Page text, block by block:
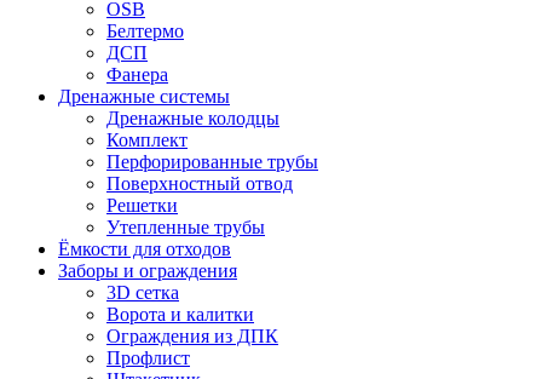
OSB
Белтермо
ДСП
Фанера
Дренажные системы
Дренажные колодцы
Комплект
Перфорированные трубы
Поверхностный отвод
Решетки
Утепленные трубы
Ёмкости для отходов
Заборы и ограждения
3D сетка
Ворота и калитки
Ограждения из ДПК
Профлист